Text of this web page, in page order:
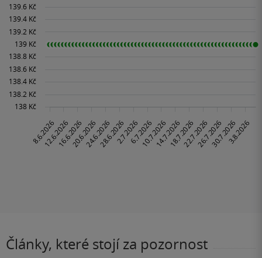
Články, které stojí za pozornost